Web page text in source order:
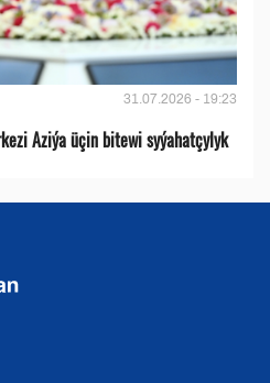
31.07.2026 - 19:23
Aziýa üçin bitewi syýahatçylyk